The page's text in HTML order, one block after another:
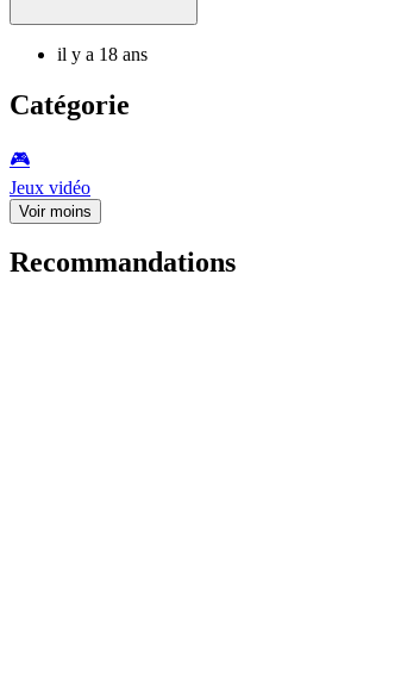
il y a 18 ans
Catégorie
🎮️
Jeux vidéo
Voir moins
Recommandations